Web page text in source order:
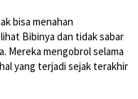
bisa menahan
Bibinya dan tidak sabar
Mereka mengobrol selama
yang terjadi sejak terakhir